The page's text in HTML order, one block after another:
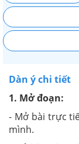
Dàn ý chi tiết
1. Mở đoạn:
- Mở bài trực
mình.